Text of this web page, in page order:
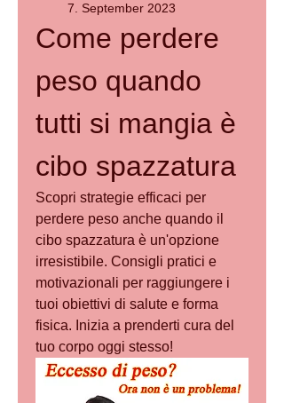
7. September 2023
Come perdere
peso quando
tutti si mangia è
cibo spazzatura
Scopri strategie efficaci per
perdere peso anche quando il
cibo spazzatura è un'opzione
irresistibile. Consigli pratici e
motivazionali per raggiungere i
tuoi obiettivi di salute e forma
fisica. Inizia a prenderti cura del
tuo corpo oggi stesso!